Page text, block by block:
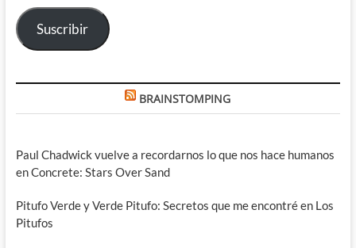
electrónico
Suscribir
BRAINSTOMPING
Paul Chadwick vuelve a recordarnos lo que nos hace humanos
en Concrete: Stars Over Sand
Pitufo Verde y Verde Pitufo: Secretos que me encontré en Los
Pitufos